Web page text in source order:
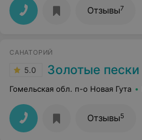
Отзывы7
САНАТОРИЙ
5.0 Золотые пески
Гомельская обл. п-о Новая Гута
Отзывы5